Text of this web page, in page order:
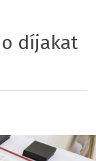
díjakat